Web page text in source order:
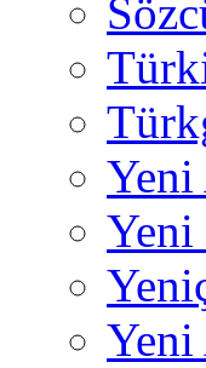
Yeni
Yeni